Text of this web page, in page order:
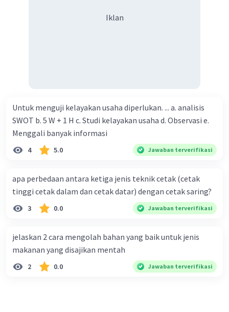
Iklan
Untuk menguji kelayakan usaha diperlukan. ... a. analisis
SWOT b. 5 W + 1 H c. Studi kelayakan usaha d. Observasi e.
Menggali banyak informasi
4 5.0 Jawaban terverifikasi
apa perbedaan antara ketiga jenis teknik cetak (cetak
tinggi cetak dalam dan cetak datar) dengan cetak saring?
3 0.0 Jawaban terverifikasi
jelaskan 2 cara mengolah bahan yang baik untuk jenis
makanan yang disajikan mentah
2 0.0 Jawaban terverifikasi